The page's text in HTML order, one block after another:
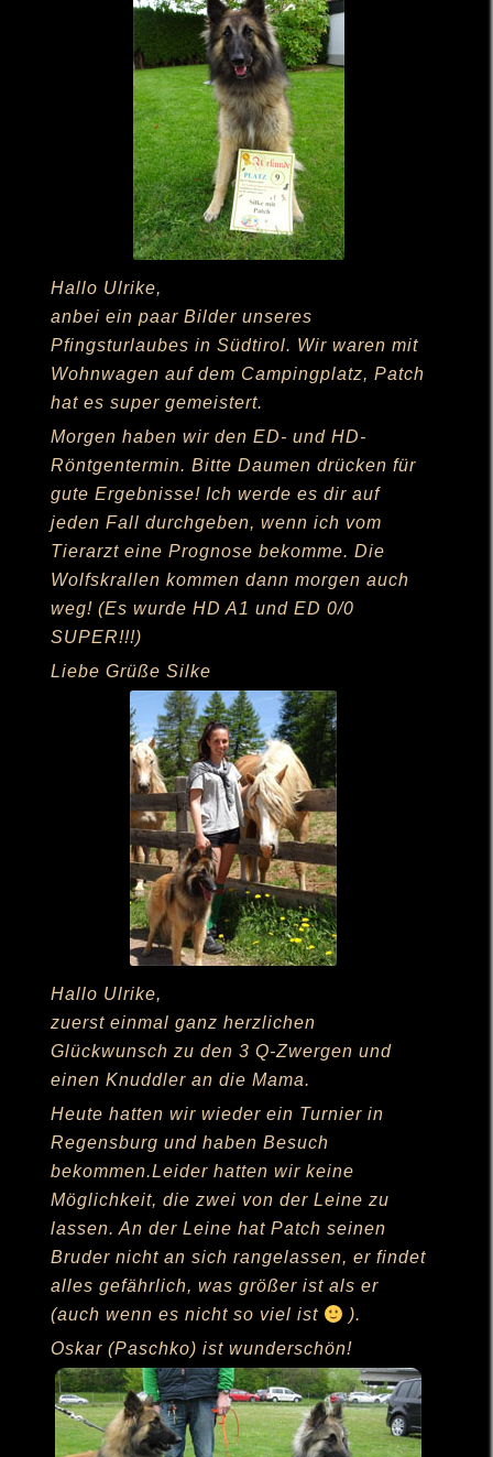
Hallo Ulrike,
anbei ein paar Bilder unseres
Pfingsturlaubes in Südtirol. Wir waren mit
Wohnwagen auf dem Campingplatz, Patch
hat es super gemeistert.
Morgen haben wir den ED- und HD-
Röntgentermin. Bitte Daumen drücken für
gute Ergebnisse! Ich werde es dir auf
jeden Fall durchgeben, wenn ich vom
Tierarzt eine Prognose bekomme. Die
Wolfskrallen kommen dann morgen auch
weg! (Es wurde HD A1 und ED 0/0
SUPER!!!)
Liebe Grüße Silke
Hallo Ulrike,
zuerst einmal ganz herzlichen
Glückwunsch zu den 3 Q-Zwergen und
einen Knuddler an die Mama.
Heute hatten wir wieder ein Turnier in
Regensburg und haben Besuch
bekommen.Leider hatten wir keine
Möglichkeit, die zwei von der Leine zu
lassen. An der Leine hat Patch seinen
Bruder nicht an sich rangelassen, er findet
alles gefährlich, was größer ist als er
(auch wenn es nicht so viel ist
).
Oskar (Paschko) ist wunderschön!